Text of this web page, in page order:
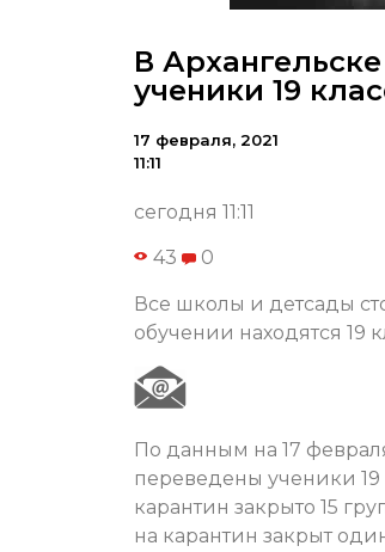
В
ученики 19
17 февраля, 2021
11:11
сегодня 11:11
43 0
Все школы и детсады
обучении находятся 19
По данным на 17
переведены ученики 19
карантин закрыто 15
на карантин закрыт